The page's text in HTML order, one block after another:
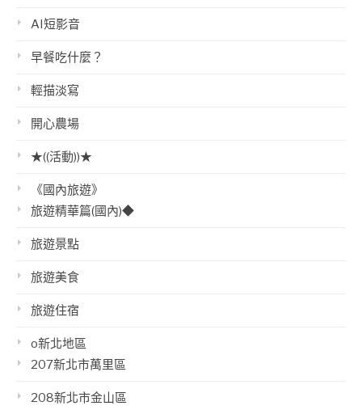
AI短影音
早餐吃什麼？
輕描淡寫
開心農場
★((活動))★
《國內旅遊》
旅遊精華篇(國內)◆
旅遊景點
旅遊美食
旅遊住宿
o新北地區
207新北市萬里區
208新北市金山區